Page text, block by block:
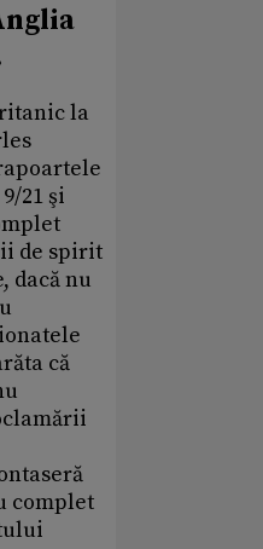
la
21 şi
de spirit
dacă nu
că
complet